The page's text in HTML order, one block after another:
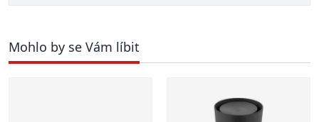
Mohlo by se Vám líbit